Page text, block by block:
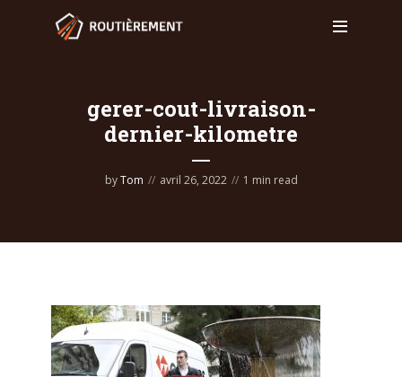
gerer-cout-livraison-
dernier-kilometre
byTom avril 26, 2022 1 min read